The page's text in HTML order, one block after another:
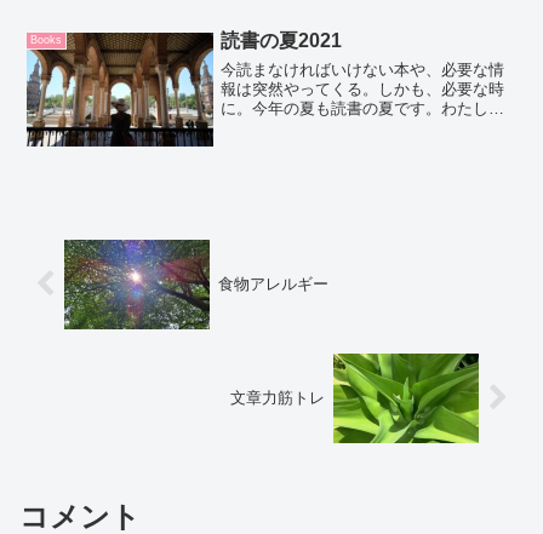
ソコン開ける...
Books 読書の夏2021
今読まなければいけない本や、必要な情
報は突然やってくる。しかも、必要な時
に。今年の夏も読書の夏です。わたしの
食物アレルギー
文章力筋トレ
コメント